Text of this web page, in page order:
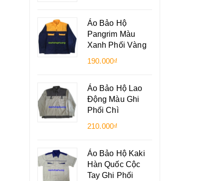
Áo Bảo Hộ
Pangrim Màu
Xanh Phối Vàng
190.000₫
Áo Bảo Hộ Lao
Động Màu Ghi
Phối Chì
210.000₫
Áo Bảo Hộ Kaki
Hàn Quốc Cộc
Tay Ghi Phối